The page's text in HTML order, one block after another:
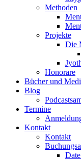
Methoden
Projekte
Die
Honorare
Bücher und
Blog
Termine
Kontakt
Kontakt